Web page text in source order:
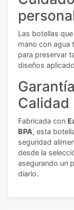
Las botellas
mano con agua
para preservar
diseños
Calidad
Fabricada con
BPA, esta
seguridad
desde la
asegurando un
diario.